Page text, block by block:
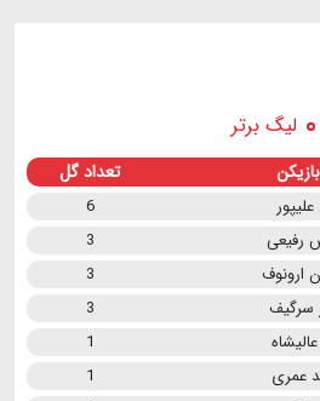
لیگ برتر
تعداد گل
6
رفیعی
3
ارونوف
3
سرگیف
3
1
عمری
1